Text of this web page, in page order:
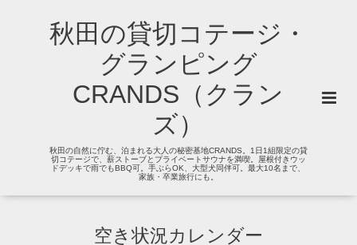
秋田の貸切コテージ・
グランピング
CRANDS（クラン
ズ）
秋田の自然に佇む、泊まれる大人の秘密基地CRANDS。1日1組限定の貸
切コテージで、薪ストーブとプライベートサウナを満喫。屋根付きウッ
ドデッキで雨でもBBQ可。手ぶらOK、大型犬同伴可。最大10名まで、
家族・卒業旅行にも。
空き状況カレンダー